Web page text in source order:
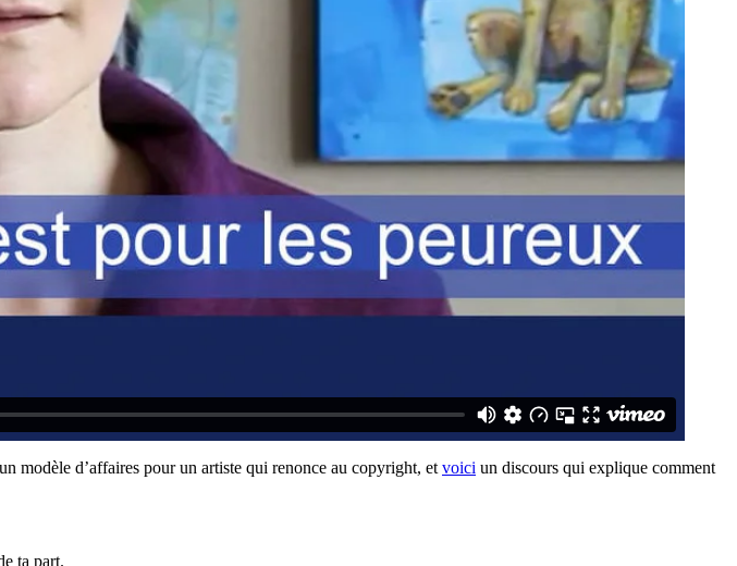
un modèle d’affaires pour un artiste qui renonce au copyright, et voici un discours qui explique comment
ta part.